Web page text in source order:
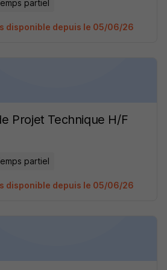
partiel
disponible depuis le 05/06/26
Projet Technique H/F
partiel
disponible depuis le 05/06/26